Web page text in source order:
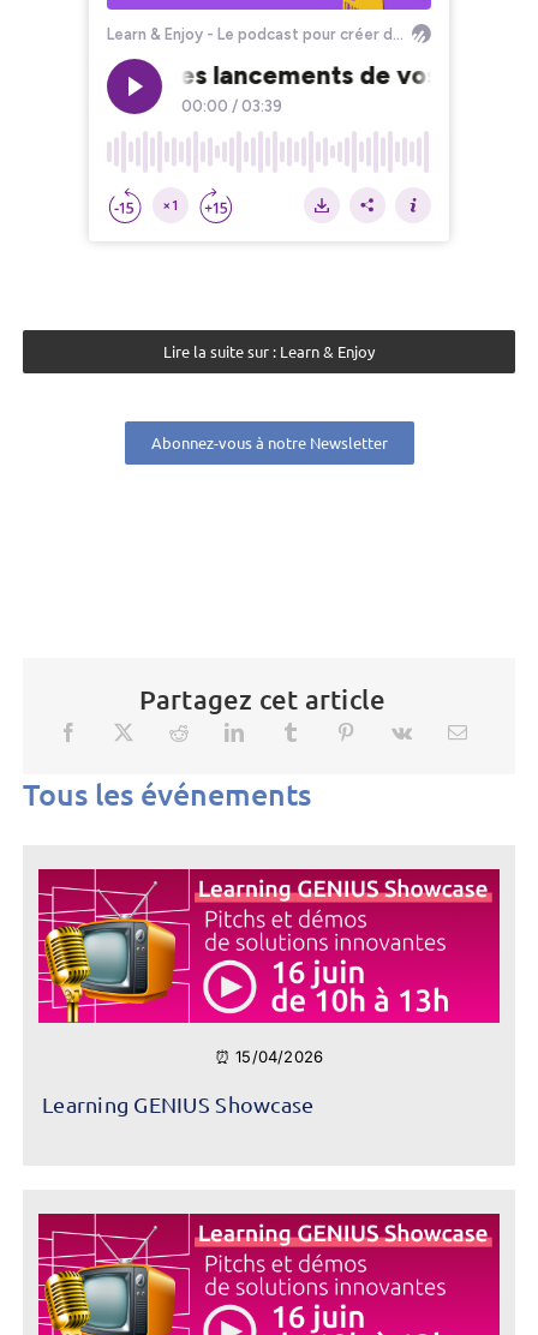
Lire la suite sur : Learn & Enjoy
Abonnez-vous à notre Newsletter
Partagez cet article
Tous les événements
⏰ 15/04/2026
Learning GENIUS Showcase